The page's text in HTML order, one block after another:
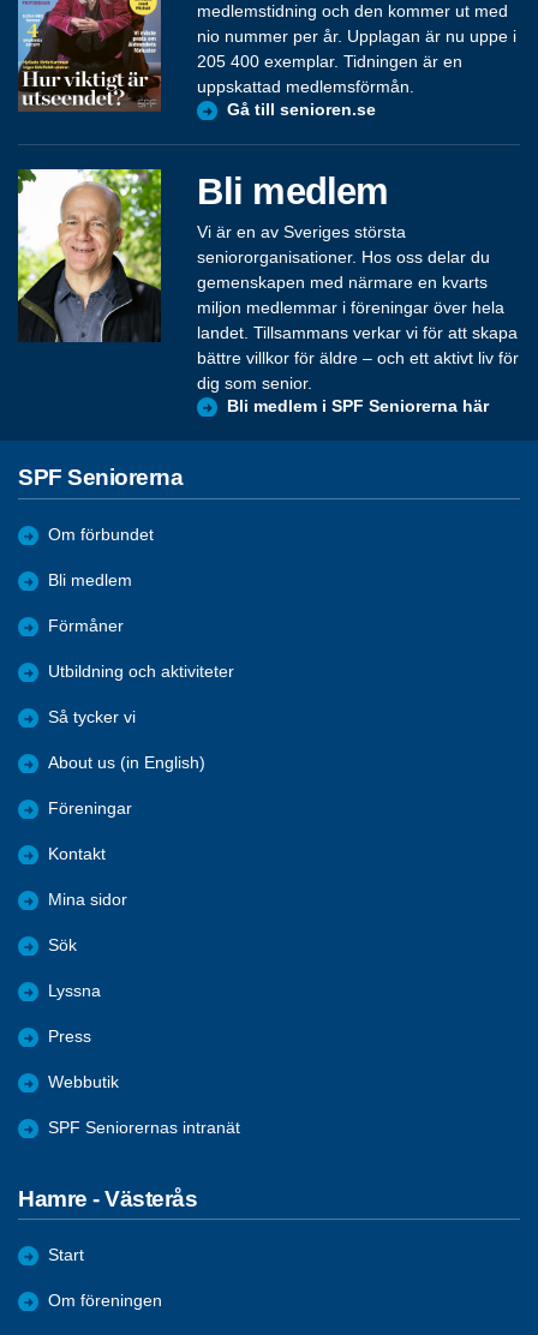
medlemstidning och den kommer ut med
nio nummer per år. Upplagan är nu uppe i
205 400 exemplar. Tidningen är en
uppskattad medlemsförmån.
Gå till senioren.se
Bli medlem
Vi är en av Sveriges största
seniororganisationer. Hos oss delar du
gemenskapen med närmare en kvarts
miljon medlemmar i föreningar över hela
landet. Tillsammans verkar vi för att skapa
bättre villkor för äldre – och ett aktivt liv för
dig som senior.
Bli medlem i SPF Seniorerna här
SPF Seniorerna
Om förbundet
Bli medlem
Förmåner
Utbildning och aktiviteter
Så tycker vi
About us (in English)
Föreningar
Kontakt
Mina sidor
Sök
Lyssna
Press
Webbutik
SPF Seniorernas intranät
Hamre - Västerås
Start
Om föreningen